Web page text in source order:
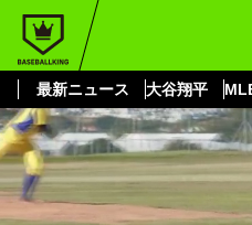
最新ニュース 大谷翔平